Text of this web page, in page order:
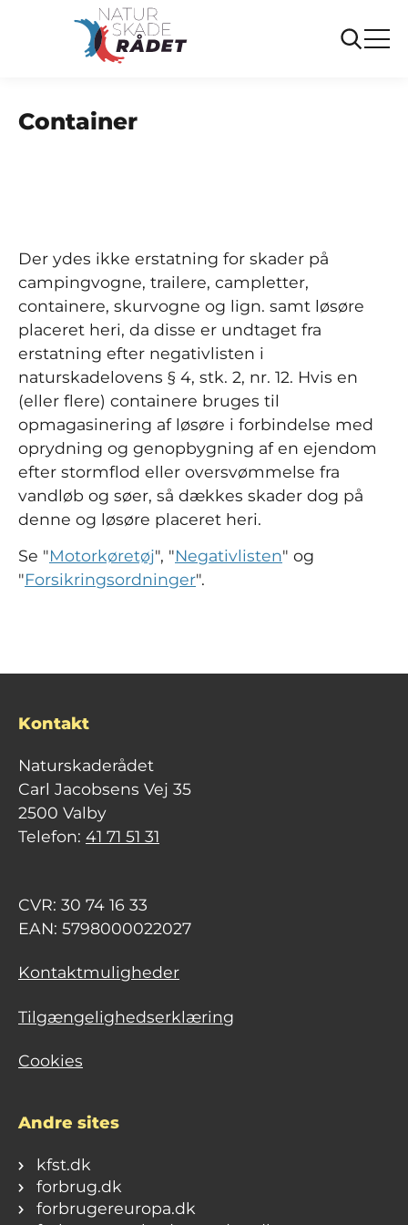
Ofte stillede spørgsmål
Container
Der ydes ikke erstatning for skader på
campingvogne, trailere, campletter,
containere, skurvogne og lign. samt løsøre
placeret heri, da disse er undtaget fra
erstatning efter negativlisten i
naturskadelovens § 4, stk. 2, nr. 12. Hvis en
(eller flere) containere bruges til
opmagasinering af løsøre i forbindelse med
oprydning og genopbygning af en ejendom
efter stormflod eller oversvømmelse fra
vandløb og søer, så dækkes skader dog på
denne og løsøre placeret heri.
Se "Motorkøretøj", "Negativlisten" og
"Forsikringsordninger".
Kontakt
Naturskaderådet
Carl Jacobsens Vej 35
2500 Valby
Telefon: 41 71 51 31
CVR: 30 74 16 33
EAN: 5798000022027
Kontaktmuligheder
Tilgængelighedserklæring
Cookies
Andre sites
kfst.dk
forbrug.dk
forbrugereuropa.dk